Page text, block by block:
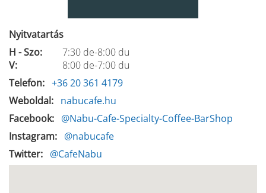
Nyitvatartás
H - Szo:
7:30 de-8:00 du
V:
8:00 de-7:00 du
Telefon
+36 20 361 4179
Weboldal
nabucafe.hu
Facebook
@Nabu-Cafe-Specialty-Coffee-BarShop
Instagram
@nabucafe
Twitter
@CafeNabu